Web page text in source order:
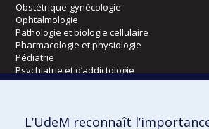
Obstétrique-gynécologie
Ophtalmologie
Pathologie et biologie cellulaire
Pharmacologie et physiologie
Pédiatrie
Psychiatrie et d’addictologie
Radiologie, radio-oncologie et médecine
L’UdeM reconnaît